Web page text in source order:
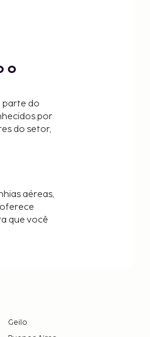
o
parte do
por
do setor,
aéreas,
que você
Geilo